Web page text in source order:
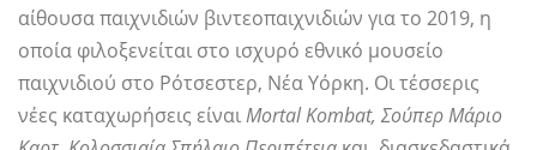
αίθουσα παιχνιδιών βιντεοπαιχνιδιών για το 2019, η
οποία φιλοξενείται στο ισχυρό εθνικό μουσείο
παιχνιδιού στο Ρότσεστερ, Νέα Υόρκη. Οι τέσσερις
νέες καταχωρήσεις είναιMortal Kombat, Σούπερ Μάριο